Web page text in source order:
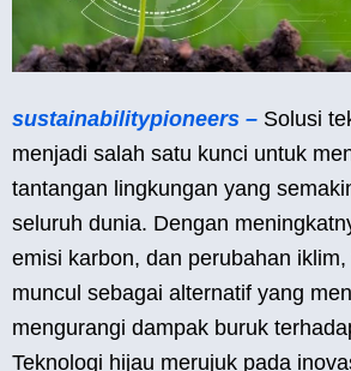
sustainabilitypioneers – Solusi
menjadi salah satu kunci untuk
tantangan lingkungan yang
seluruh dunia. Dengan
emisi karbon, dan perubahan
muncul sebagai alternatif yang
mengurangi dampak buruk
Teknologi hijau merujuk pada